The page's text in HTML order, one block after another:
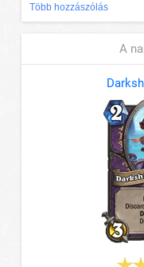
Több hozzászólás
A